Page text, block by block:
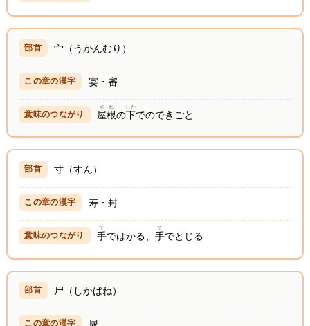
宀（うかんむり）
宴・審
屋根
やね
の下
した
でのできごと
寸（すん）
寿・封
手
て
ではかる、手
て
でとじる
尸（しかばね）